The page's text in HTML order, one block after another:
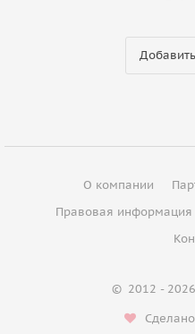
О компании
Правовая информация
© 2012 - 2026